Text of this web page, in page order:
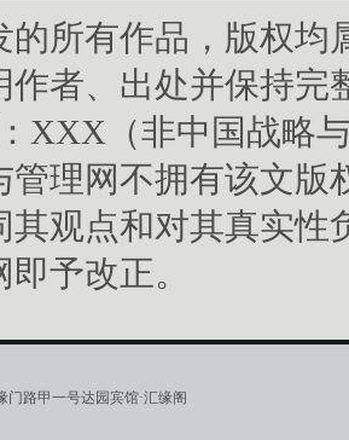
的所有作品，版权
作者、出处并保持完
XXX（非中国战略
管理网不拥有该文
其观点和对其真实
予改正。
路甲一号达园宾馆·汇缘阁